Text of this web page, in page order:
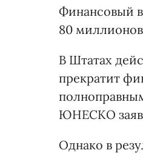
Финансовый
80
В Штатах
прекратит
ЮНЕСКО
Однако в